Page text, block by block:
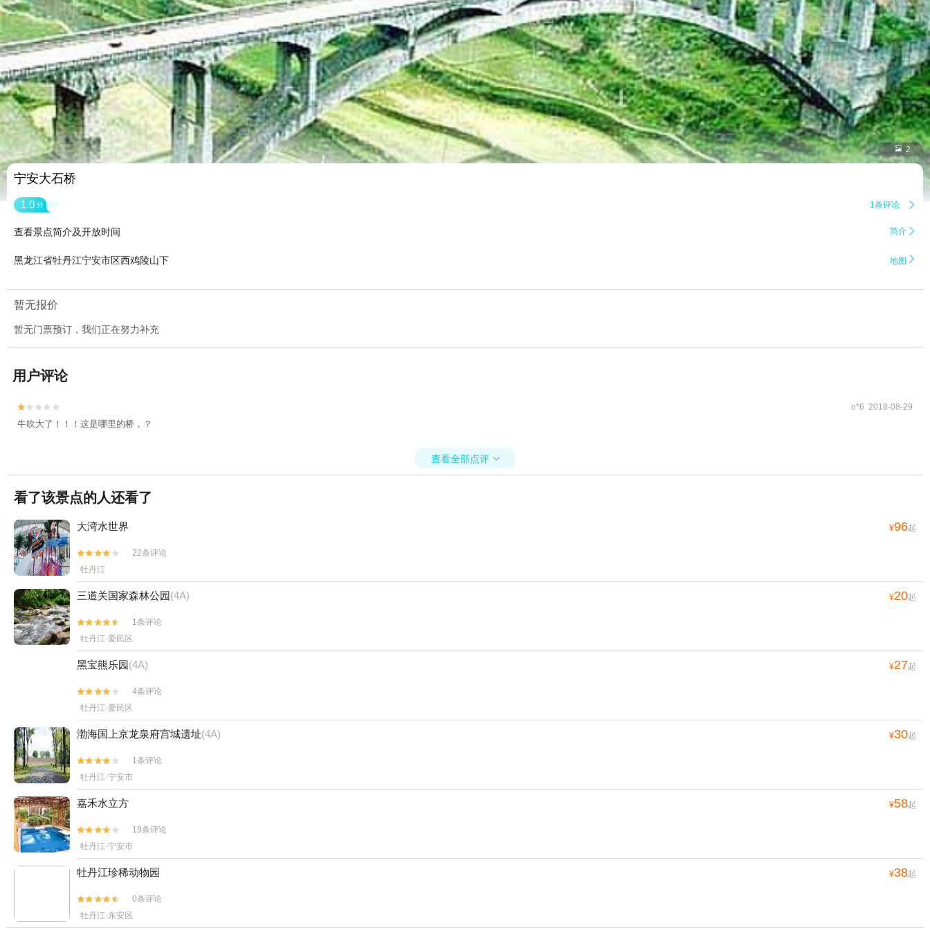
 2
宁安大石桥
1.0 分 1条评论 
查看景点简介及开放时间 简介 
黑龙江省牡丹江宁安市区西鸡陵山下 地图 
暂无报价
暂无门票预订，我们正在努力补充
用户评论

 o*6 2018-08-29
牛吹大了！！！这是哪里的桥，？
查看全部点评 
看了该景点的人还看了
大湾水世界 ¥96起


22条评论
牡丹江
三道关国家森林公园(4A) ¥20起


1条评论
牡丹江·爱民区
黑宝熊乐园(4A) ¥27起


4条评论
牡丹江·爱民区
渤海国上京龙泉府宫城遗址(4A) ¥30起


1条评论
牡丹江·宁安市
嘉禾水立方 ¥58起


19条评论
牡丹江·宁安市
牡丹江珍稀动物园 ¥38起


0条评论
牡丹江·东安区